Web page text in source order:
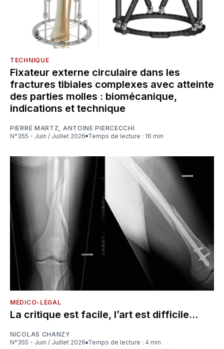
TECHNIQUE
Fixateur externe circulaire dans les
fractures tibiales complexes avec atteinte
des parties molles : biomécanique,
indications et technique
PIERRE MARTZ
ANTOINE PIERCECCHI
N°355 - Juin / Juillet 2026
Temps de lecture : 16 min
MÉDICO-LÉGAL
La critique est facile, l’art est difficile...
NICOLAS CHANZY
N°355 - Juin / Juillet 2026
Temps de lecture : 4 min